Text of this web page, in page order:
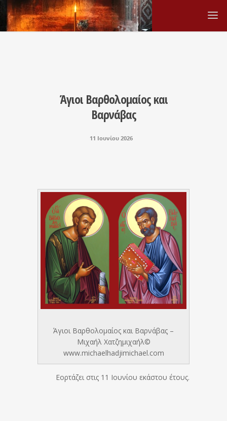
Άγιοι Βαρθολομαίος και
Βαρνάβας
11 Ιουνίου 2026
Άγιοι Βαρθολομαίος και Βαρνάβας –
Μιχαήλ Χατζημιχαήλ©
www.michaelhadjimichael.com
Εορτάζει στις 11 Ιουνίου εκάστου έτους.